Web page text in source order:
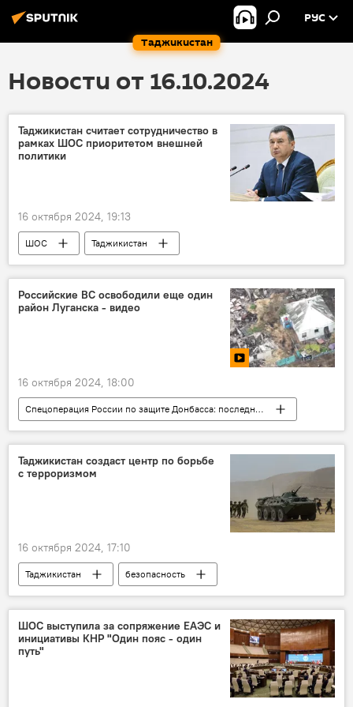
Таджикистан
РУС
Новости от 16.10.2024
Таджикистан считает сотрудничество в
рамках ШОС приоритетом внешней
политики
16 октября 2024, 19:13
ШОС
Таджикистан
Кохир Расулзода
Политика
Российские ВС освободили еще один
район Луганска - видео
16 октября 2024, 18:00
Спецоперация России по защите Донбасса: последние новости
Видео
Россия
Украина
Таджикистан создаст центр по борьбе
с терроризмом
16 октября 2024, 17:10
Таджикистан
безопасность
терроризм
Мир
ШОС выступила за сопряжение ЕАЭС и
инициативы КНР "Один пояс - один
путь"